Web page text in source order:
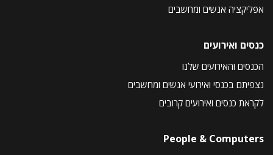
אפליקציה אנשים ומחשבים
כנסים ואירועים
הכנסים והאירועים שלנו
נצפיתם בכנסי ואירועי אנשים ומחשבים
לקראת כנסים ואירועים קרובים
People & Computers